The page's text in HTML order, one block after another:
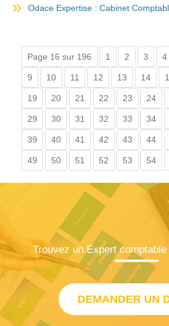
Odace Expertise : Cabinet
Page 16 sur 196 1 2 3 4
9 10 11 12 13 14
19 20 21 22 23 24
29 30 31 32 33 34
39 40 41 42 43 44
49 50 51 52 53 54
Trouvez un Expert
DEMANDER UN